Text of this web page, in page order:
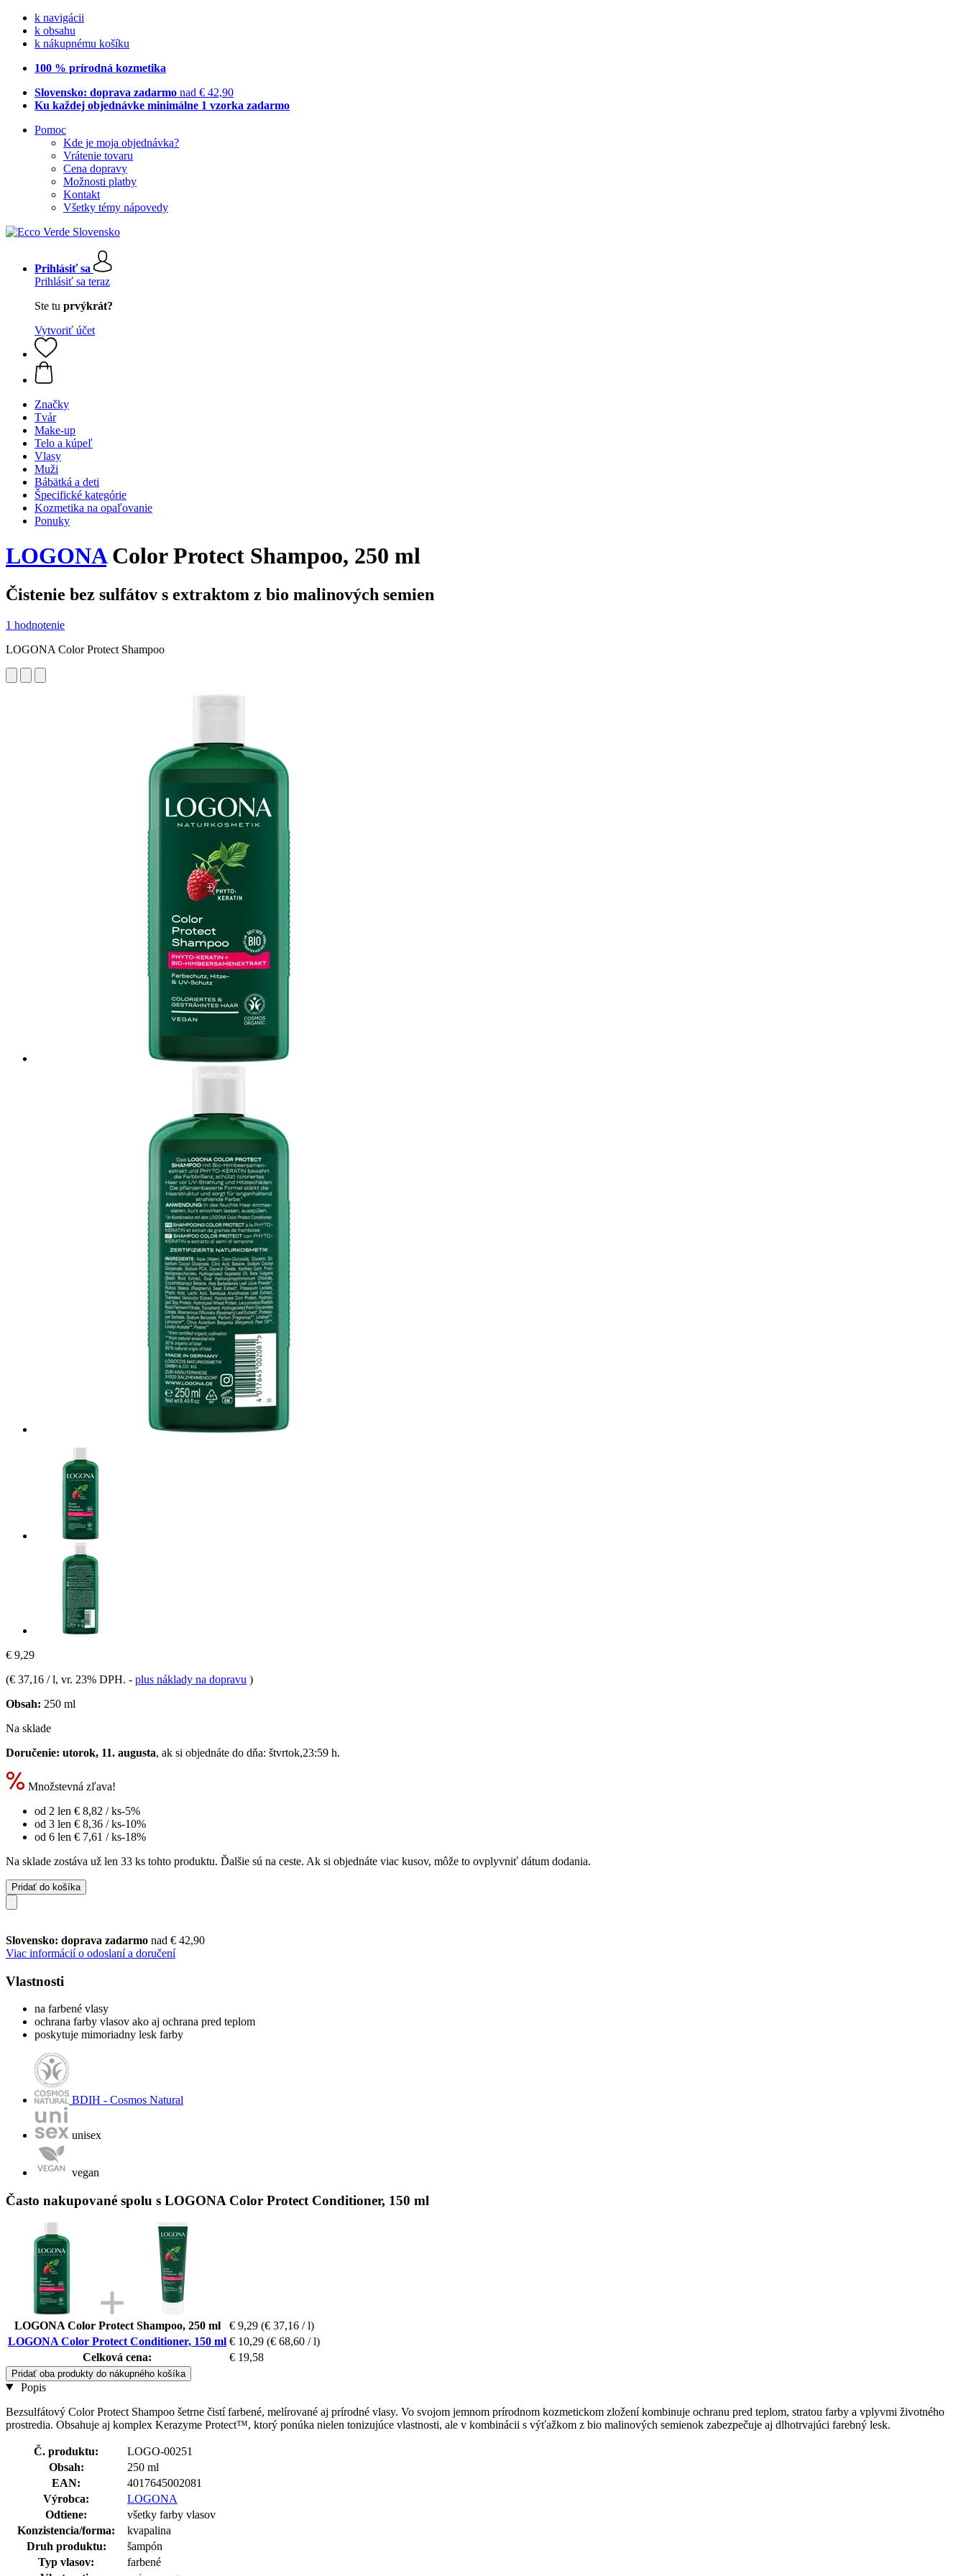
k navigácii
k obsahu
k nákupnému košíku
100 % prírodná kozmetika
Slovensko: doprava zadarmo nad € 42,90
Ku každej objednávke minimálne 1 vzorka zadarmo
Pomoc
Kde je moja objednávka?
Vrátenie tovaru
Cena dopravy
Možnosti platby
Kontakt
Všetky témy nápovedy
Prihlásiť sa
Prihlásiť sa teraz
Ste tu prvýkrát?
Vytvoriť účet
Značky
Tvár
Make-up
Telo a kúpeľ
Vlasy
Muži
Bábätká a deti
Špecifické kategórie
Kozmetika na opaľovanie
Ponuky
LOGONAColor Protect Shampoo, 250 ml
Čistenie bez sulfátov s extraktom z bio malinových semien
1 hodnotenie
LOGONA Color Protect Shampoo
€ 9,29
(€ 37,16 / l, vr. 23% DPH. - plus náklady na dopravu )
Obsah: 250 ml
Na sklade
Doručenie: utorok, 11. augusta, ak si objednáte do dňa: štvrtok,23:59 h.
Množstevná zľava!
od 2 len € 8,82 / ks-5%
od 3 len € 8,36 / ks-10%
od 6 len € 7,61 / ks-18%
Na sklade zostáva už len 33 ks tohto produktu. Ďalšie sú na ceste. Ak si objednáte viac kusov, môže to ovplyvniť dátum dodania.
Pridať do košíka
Slovensko: doprava zadarmo nad € 42,90
Viac informácií o odoslaní a doručení
Vlastnosti
na farbené vlasy
ochrana farby vlasov ako aj ochrana pred teplom
poskytuje mimoriadny lesk farby
BDIH - Cosmos Natural
unisex
vegan
Často nakupované spolu s LOGONA Color Protect Conditioner, 150 ml
LOGONA Color Protect Shampoo, 250 ml € 9,29 (€ 37,16 / l)
LOGONA Color Protect Conditioner, 150 ml € 10,29 (€ 68,60 / l)
Celková cena:
€ 19,58
Pridať oba produkty do nákupného košíka
Popis
Bezsulfátový Color Protect Shampoo šetrne čistí farbené, melírované aj prírodné vlasy. Vo svojom jemnom prírodnom kozmetickom zložení kombinuje ochranu pred teplom, stratou farby a vplyvmi životného
prostredia. Obsahuje aj komplex Kerazyme Protect™, ktorý ponúka nielen tonizujúce vlastnosti, ale v kombinácii s výťažkom z bio malinových semienok zabezpečuje aj dlhotrvajúci farebný lesk.
Č. produktu:
LOGO-00251
Obsah:
250 ml
EAN:
4017645002081
Výrobca:
LOGONA
Odtiene:
všetky farby vlasov
Konzistencia/forma:
kvapalina
Druh produktu:
šampón
Typ vlasov:
farbené